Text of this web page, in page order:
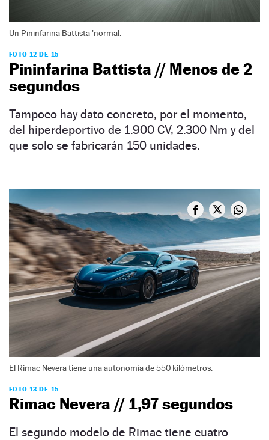
Un Pininfarina Battista 'normal.
FOTO 12 DE 15
Pininfarina Battista // Menos de 2
segundos
Tampoco hay dato concreto, por el momento,
del hiperdeportivo de 1.900 CV, 2.300 Nm y del
que solo se fabricarán 150 unidades.
El Rimac Nevera tiene una autonomía de 550 kilómetros.
FOTO 13 DE 15
Rimac Nevera // 1,97 segundos
El segundo modelo de Rimac tiene cuatro